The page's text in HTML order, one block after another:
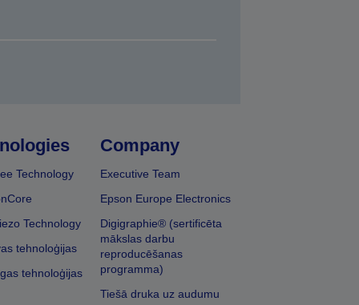
Technology
Technology
tehnoloģijas
tehnoloģijas
Company
Executive Team
Epson Europe Electronics
Digigraphie® (sertificēta
mākslas darbu
reproducēšanas
programma)
Tiešā druka uz audumu